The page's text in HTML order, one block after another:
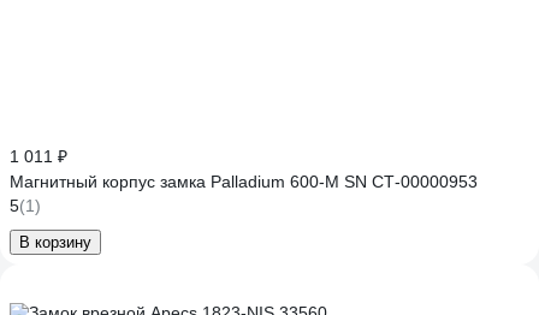
1 011 ₽
Магнитный корпус замка Palladium 600-M SN СТ-00000953
5(1)
В корзину